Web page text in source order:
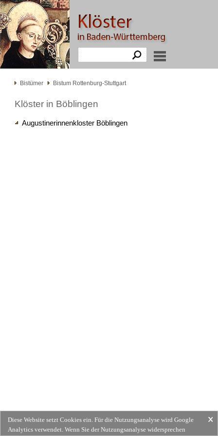
Bistümer Bistum Rottenburg-Stuttgart
Klöster in Böblingen
Augustinerinnenkloster Böblingen
Diese Website setzt Cookies ein. Für die Nutzungsanalyse wird Google
Analytics verwendet. Wenn Sie der Nutzungsanalyse widersprechen